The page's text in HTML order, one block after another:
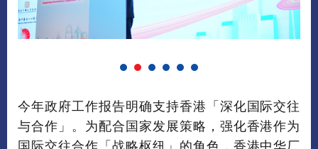
今年政府工作报告明确支持香港「深化国际交往
与合作」。为配合国家发展策略，强化香港作为
国际交往合作「战略枢纽」的角色，香港中华厂